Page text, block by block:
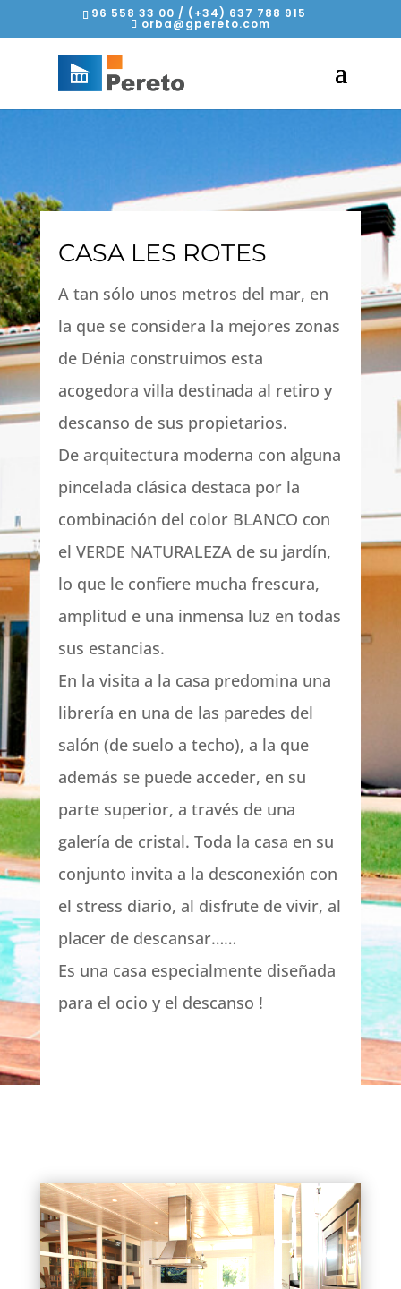
96 558 33 00 / (+34) 637 788 915
orba@gpereto.com
CASA LES ROTES
A tan sólo unos metros del mar, en
la que se considera la mejores zonas
de Dénia construimos esta
acogedora villa destinada al retiro y
descanso de sus propietarios.
De arquitectura moderna con alguna
pincelada clásica destaca por la
combinación del color BLANCO con
el VERDE NATURALEZA de su jardín,
lo que le confiere mucha frescura,
amplitud e una inmensa luz en todas
sus estancias.
En la visita a la casa predomina una
librería en una de las paredes del
salón (de suelo a techo), a la que
además se puede acceder, en su
parte superior, a través de una
galería de cristal. Toda la casa en su
conjunto invita a la desconexión con
el stress diario, al disfrute de vivir, al
placer de descansar……
Es una casa especialmente diseñada
para el ocio y el descanso !